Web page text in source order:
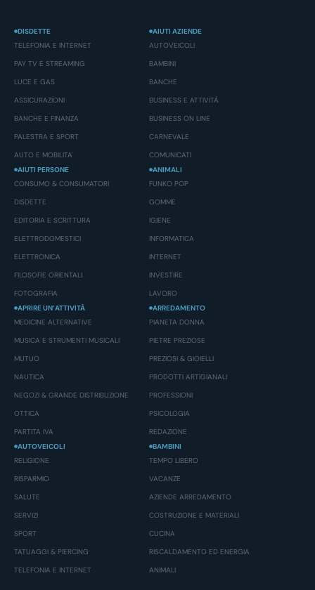
DISDETTE
TELEFONIA E INTERNET
PAY TV E STREAMING
LUCE E GAS
ASSICURAZIONI
BANCHE E FINANZA
PALESTRA E SPORT
AUTO E MOBILITA'
AIUTI AZIENDE
AUTOVEICOLI
BAMBINI
BANCHE
BUSINESS E ATTIVITÀ
BUSINESS ON LINE
CARNEVALE
COMUNICATI
AIUTI PERSONE
CONSUMO & CONSUMATORI
DISDETTE
EDITORIA E SCRITTURA
ELETTRODOMESTICI
ELETTRONICA
FILOSOFIE ORIENTALI
FOTOGRAFIA
ANIMALI
FUNKO POP
GOMME
IGIENE
INFORMATICA
INTERNET
INVESTIRE
LAVORO
APRIRE UN’ATTIVITÀ
MEDICINE ALTERNATIVE
MUSICA E STRUMENTI MUSICALI
MUTUO
NAUTICA
NEGOZI & GRANDE DISTRIBUZIONE
OTTICA
PARTITA IVA
ARREDAMENTO
PIANETA DONNA
PIETRE PREZIOSE
PREZIOSI & GIOIELLI
PRODOTTI ARTIGIANALI
PROFESSIONI
PSICOLOGIA
REDAZIONE
AUTOVEICOLI
RELIGIONE
RISPARMIO
SALUTE
SERVIZI
SPORT
TATUAGGI & PIERCING
TELEFONIA E INTERNET
BAMBINI
TEMPO LIBERO
VACANZE
AZIENDE ARREDAMENTO
COSTRUZIONE E MATERIALI
CUCINA
RISCALDAMENTO ED ENERGIA
ANIMALI